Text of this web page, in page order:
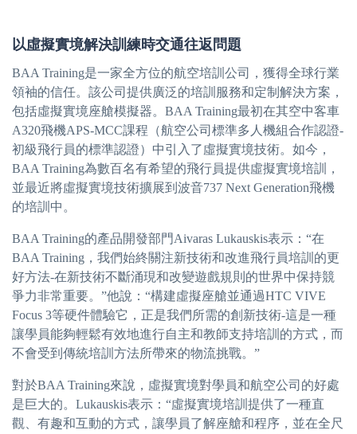
以虛擬實境解決訓練時交通往返問題
BAA Training是一家全方位的航空培訓公司，獲得全球行業
領袖的信任。該公司提供廣泛的培訓服務和定制解決方案，
包括虛擬實境座艙模擬器。BAA Training最初在其空中客車
A320飛機APS-MCC課程（航空公司標準多人機組合作認證-
初級飛行員的標準認證）中引入了虛擬實境技術。如今，
BAA Training為數百名有希望的飛行員提供虛擬實境培訓，
並最近將虛擬實境技術擴展到波音737 Next Generation飛機
的培訓中。
BAA Training的產品開發部門Aivaras Lukauskis表示：“在
BAA Training，我們始終關注新技術和改進飛行員培訓的更
好方法-在新技術不斷涌現和改變遊戲規則的世界中保持競
爭力非常重要。”他說：“構建虛擬座艙並通過HTC VIVE
Focus 3等硬件體驗它，正是我們所需的創新技術-這是一種
讓學員能夠輕鬆有效地進行自主和教師支持培訓的方式，而
不會受到傳統培訓方法所帶來的物流挑戰。”
對於BAA Training來說，虛擬實境對學員和航空公司的好處
是巨大的。Lukauskis表示：“虛擬實境培訓提供了一種直
觀、有趣和互動的方式，讓學員了解座艙和程序，並在全尺